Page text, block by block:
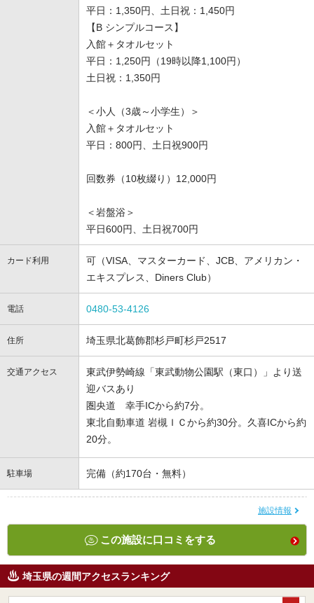
平日：1,350円、土日祝：1,450円
【B シンプルコース】
入館＋タオルセット
平日：1,250円（19時以降1,100円）
土日祝：1,350円
＜小人（3歳～小学生）＞
入館＋タオルセット
平日：800円、土日祝900円
回数券（10枚綴り）12,000円
＜岩盤浴＞
平日600円、土日祝700円
カード利用
可（VISA、マスターカード、JCB、アメリカン・
エキスプレス、Diners Club）
電話 0480-53-4126
住所 埼玉県北葛飾郡杉戸町杉戸2517
交通アクセス
東武伊勢崎線「東武動物公園駅（東口）」より送
迎バスあり
圏央道 幸手ICから約7分。
東北自動車道 岩槻ＩＣから約30分。久喜ICから約
20分。
駐車場 完備（約170台・無料）
施設情報
この施設に口コミをする
埼玉県の週間アクセスランキング